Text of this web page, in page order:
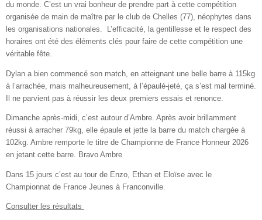
du monde. C’est un vrai bonheur de prendre part à cette compétition
organisée de main de maître par le club de Chelles (77), néophytes dans
les organisations nationales. L’efficacité, la gentillesse et le respect des
horaires ont été des éléments clés pour faire de cette compétition une
véritable fête.
Dylan a bien commencé son match, en atteignant une belle barre à 115kg
à l’arrachée, mais malheureusement, à l’épaulé-jeté, ça s’est mal terminé.
Il ne parvient pas à réussir les deux premiers essais et renonce.
Dimanche après-midi, c’est autour d’Ambre. Après avoir brillamment
réussi à arracher 79kg, elle épaule et jette la barre du match chargée à
102kg. Ambre remporte le titre de Championne de France Honneur 2026
en jetant cette barre. Bravo Ambre
Dans 15 jours c’est au tour de Enzo, Ethan et Eloïse avec le
Championnat de France Jeunes à Franconville.
Consulter les résultats